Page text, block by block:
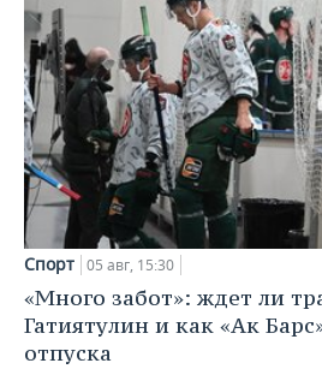
Спорт 05 авг, 15:30
«Много забот»: ждет ли
Гатиятулин и как «Ак
отпуска